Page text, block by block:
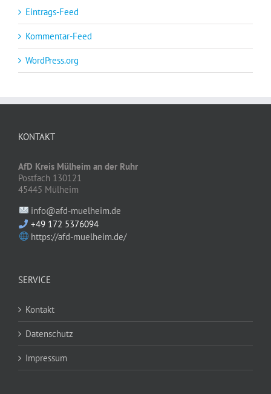
Eintrags-Feed
Kommentar-Feed
WordPress.org
KONTAKT
AfD Kreis Mülheim an der Ruhr
Postfach 130121
45445 Mülheim
info@afd-muelheim.de
+49 172 5376094
https://afd-muelheim.de/
SERVICE
Kontakt
Datenschutz
Impressum